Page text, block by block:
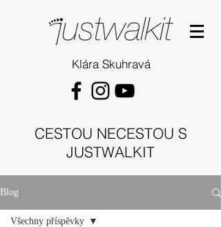
Klára Skuhravá
CESTOU NECESTOU S
JUSTWALKIT
Blog
Všechny příspěvky